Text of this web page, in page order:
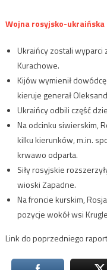
Wojna rosyjsko-ukraińska
Ukraińcy zostali wyparci
Kurachowe.
Kijów wymienił
kieruje generał
Ukraińcy odbili część
Na odcinku siwierskim,
kilku kierunków, m.in.
krwawo odparta.
Siły rosyjskie
wioski Zapadne.
Na froncie kurskim,
pozycje wokół wsi
Link do poprzedniego